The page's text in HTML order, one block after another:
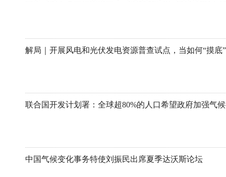
解局｜开展风电和光伏发电资源普查试点，当如何“摸底
联合国开发计划署：全球超80%的人口希望政府加强气
中国气候变化事务特使刘振民出席夏季达沃斯论坛